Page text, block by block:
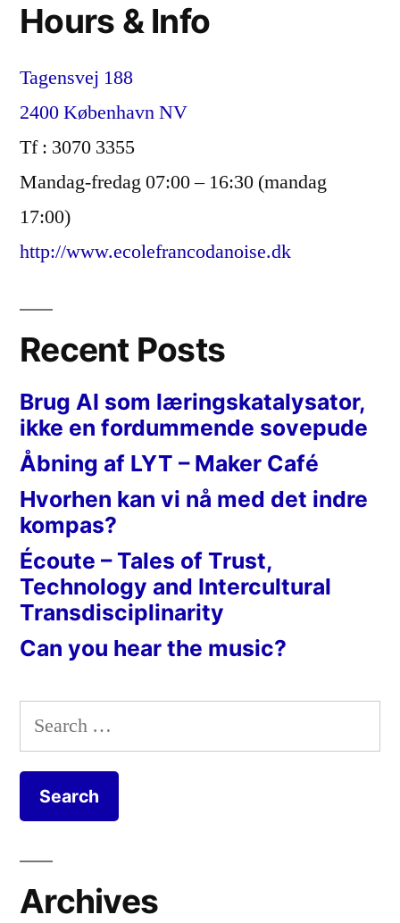
Hours & Info
Tagensvej 188
2400 København NV
Tf : 3070 3355
Mandag-fredag 07:00 – 16:30 (mandag
17:00)
http://www.ecolefrancodanoise.dk
Recent Posts
Brug AI som læringskatalysator,
ikke en fordummende sovepude
Åbning af LYT – Maker Café
Hvorhen kan vi nå med det indre
kompas?
Écoute – Tales of Trust,
Technology and Intercultural
Transdisciplinarity
Can you hear the music?
Search
for:
Archives